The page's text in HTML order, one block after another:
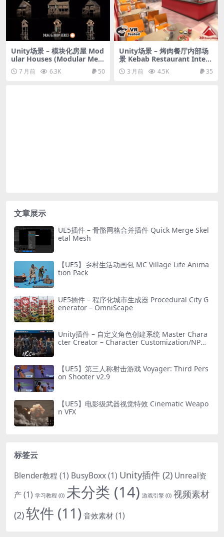
Unity场景 – 模块化房屋 Mod
ular Houses (Modular Medi
eval Houses, House, Fanta
sy Houses, Prefab Houses)
7 月前 6.3K 50
Unity场景 – 烤肉餐厅内部场
景 Kebab Restaurant Interi
or 3 月前 4.5K 35
文章展示
UE5插件 – 骨骼网格合并插件 Quick Merge Skel
etal Mesh
【UE5】乡村生活动画包 MC Village Life Anima
tion Pack
UE5插件 – 程序化城市生成器 Procedural City G
enerator – OmniScape
Unity插件 – 自定义角色创建系统 Master Chara
cter Creator – Character Customization/NPC
【UE5】第三人称射击游戏 Voyager: Third Pers
on Shooter v2.9
【UE5】电影级武器视觉特效 Cinematic Weapo
n VFX
标签云
Blender教程 (1) BusyBoxx(1) Unity插件 (2) Unreal资
产(1) 学习教程 (0) 未分类 (14) 游戏引擎 (0) 视频素材
(2)软件 (11)音效素材(1)